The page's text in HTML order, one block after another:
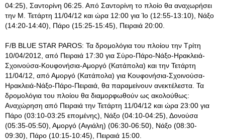
04:25), Σαντορίνη 06:25. Από Σαντορίνη το πλοίο θα αναχωρήσει
την Μ. Τετάρτη 11/04/12 και ώρα 12:00 για Ίο (12:55-13:10), Νάξο
(14:20-14:40), Πάρο (15:25-15:45), Πειραιά 20:00.
F/B BLUE STAR PAROS: Τα δρομολόγια του πλοίου την Τρίτη
10/04/2012, από Πειραιά 17:30 για Σύρο-Πάρο-Νάξο-Ηρακλειά-
Σχοινούσα-Κουφονήσια-Αμοργό (Κατάπολα) και την Τετάρτη
11/04/12, από Αμοργό (Κατάπολα) για Κουφονήσια-Σχοινούσα-
Ηρακλειά-Νάξο-Πάρο-Πειραιά, θα παραμείνουν ανεκτέλεστα. Τα
δρομολόγια του πλοίου θα διαμορφωθούν ως ακολούθως:
Αναχώρηση από Πειραιά την Τετάρτη 11/04/12 και ώρα 23:00 για
Πάρο (03:10-03:25 επομένης), Νάξο (04:10-04:25), Δονούσα
(05:35-05:50), Αμοργό (Αιγιάλη) (06:30-06:50), Νάξο (08:30-
09:30), Πάρο (10:15-10:45), Πειραιά 15:00.